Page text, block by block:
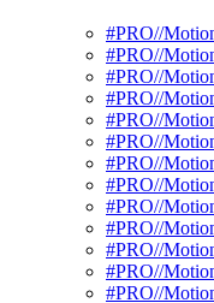
#PRO//
#PRO//
#PRO//
#PRO//
#PRO//
#PRO//
#PRO//
#PRO//
#PRO//
#PRO//
#PRO//
#PRO//
#PRO//